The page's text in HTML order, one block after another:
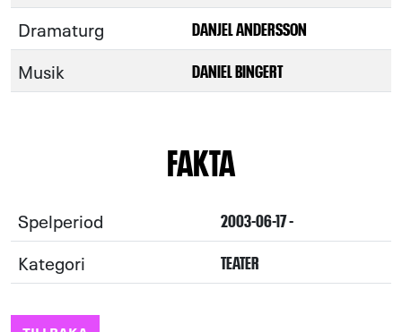
Dramaturg DANJEL ANDERSSON
Musik DANIEL BINGERT
FAKTA
Spelperiod 2003-06-17 -
Kategori TEATER